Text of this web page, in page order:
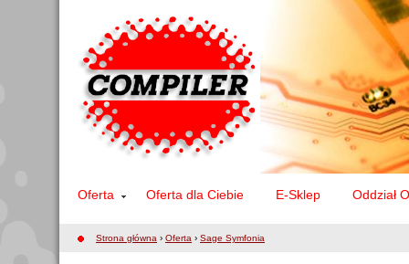
Oferta Oferta dla Ciebie E-Sklep Oddział
Strona główna › Oferta › Sage Symfonia